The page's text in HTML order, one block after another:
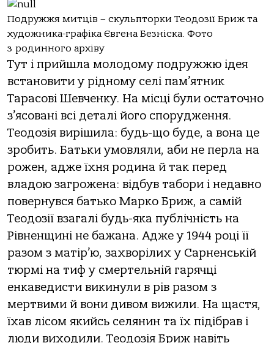
Подружжя митців – скульпторки Теодозії Бриж та
художника-графіка Євгена Безніска. Фото
з родинного архіву
Тут і прийшла молодому подружжю ідея
встановити у рідному селі пам’ятник
Тарасові Шевченку. На місці були остаточно
з’ясовані всі деталі його спорудження.
Теодозія вирішила: будь-що буде, а вона це
зробить. Батьки умовляли, аби не перла на
рожен, адже їхня родина й так перед
владою загрожена: відбув табори і недавно
повернувся батько Марко Бриж, а самій
Теодозії взагалі будь-яка публічність на
Рівненщині не бажана. Адже у 1944 році її
разом з матір’ю, захворілих у Сарненській
тюрмі на тиф у смертельній гарячці
енкаведисти викинули в рів разом з
мертвими й вони дивом вижили. На щастя,
їхав лісом якийсь селянин та їх підібрав і
люди виходили. Теодозія Бриж навіть